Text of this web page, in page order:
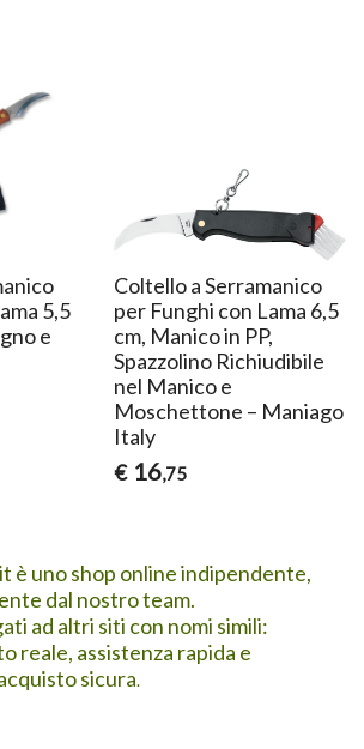
5,5
e
Coltello a Serramanico
per Funghi con Lama 6,5
cm, Manico in PP,
Spazzolino Richiudibile
nel Manico e
Moschettone – Maniago
Italy
€ 16,75
è uno shop online indipendente,
dal nostro team.
ad altri siti con nomi simili:
reale, assistenza rapida e
sicura.